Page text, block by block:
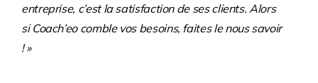
entreprise, c’est la satisfaction de ses clients. Alors
si Coach’eo comble vos besoins, faites le nous savoir
! »